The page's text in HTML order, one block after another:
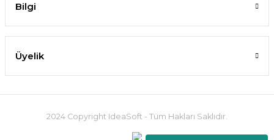
Bilgi
Üyelik
2024 Copyright IdeaSoft - Tüm Hakları Saklıdır.